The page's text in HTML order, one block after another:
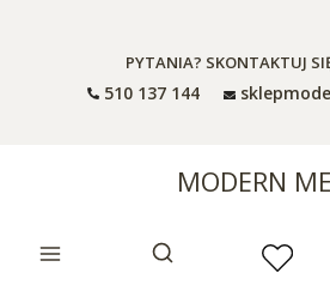
PYTANIA? SKONTAKTUJ
510 137 144
MODERN
Otwórz wyszukiwarkę